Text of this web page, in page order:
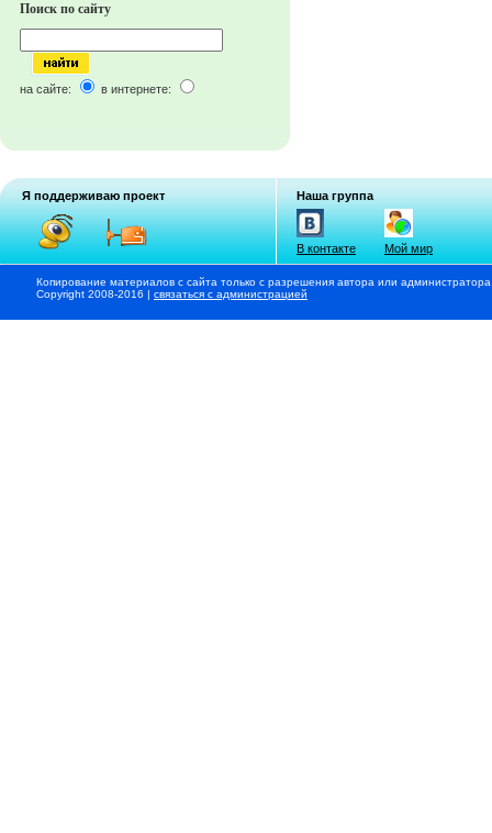
Поиск по сайту
на сайте: в интернете:
Я поддерживаю проект Наша группа
В контакте Мой мир
Копирование материалов с сайта только с разрешения автора или
Copyright 2008-2016 | связаться с администрацией